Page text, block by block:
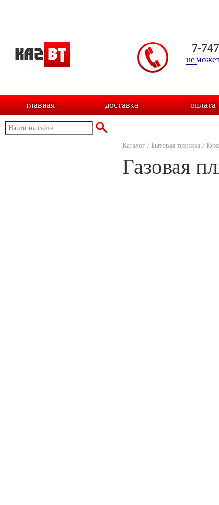
7-
не
главная доставка оплата
Каталог / Бытовая техника /
Газовая